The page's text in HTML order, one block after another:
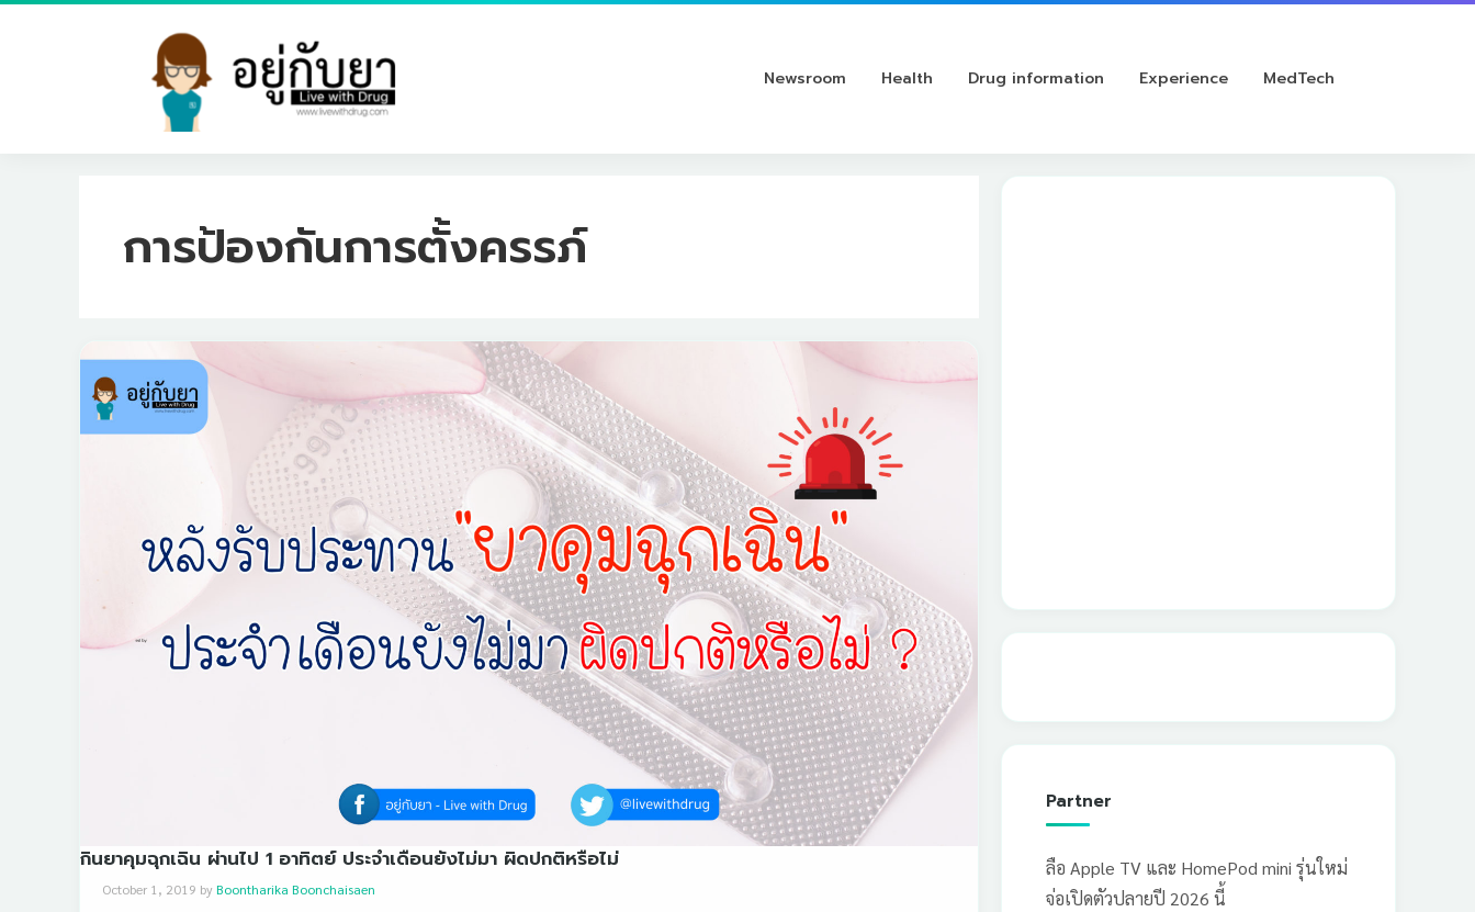
Newsroom Health Drug information Experience MedTech
การป้องกันการตั้งครรภ์
กินยาคุมฉุกเฉิน ผ่านไป 1 อาทิตย์ ประจำเดือนยังไม่มา ผิดปกติหรือไม่
October 1, 2019 by Boontharika Boonchaisaen
Partner
ลือ Apple TV และ HomePod mini รุ่นใหม่
จ่อเปิดตัวปลายปี 2026 นี้